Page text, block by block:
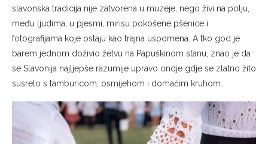
slavonska tradicija nije zatvorena u muzeje, nego živi na polju,
među ljudima, u pjesmi, mirisu pokošene pšenice i
fotografijama koje ostaju kao trajna uspomena. A tko god je
barem jednom doživio žetvu na Papuškinom stanu, znao je da
se Slavonija najljepše razumije upravo ondje gdje se zlatno žito
susrelo s tamburicom, osmijehom i domaćim kruhom.